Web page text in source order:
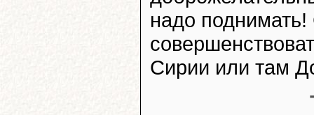
надо поднимать!
Сирии или там